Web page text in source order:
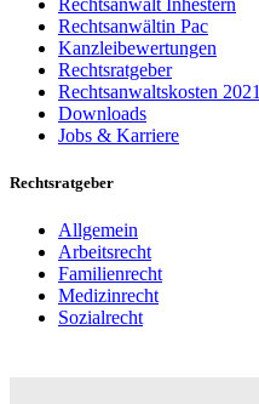
Rechtsanwältin Pac
Kanzleibewertungen
Rechtsratgeber
Rechtsanwaltskosten 2021
Downloads
Jobs & Karriere
Rechtsratgeber
Allgemein
Arbeitsrecht
Familienrecht
Medizinrecht
Sozialrecht